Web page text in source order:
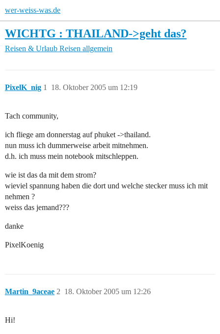
wer-weiss-was.de
WICHTG : THAILAND->geht das?
Reisen & Urlaub Reisen allgemein
PixelK_nig 18. Oktober 2005 um 12:19
1
Tach community,
ich fliege am donnerstag auf phuket ->thailand.
nun muss ich dummerweise arbeit mitnehmen.
d.h. ich muss mein notebook mitschleppen.
wie ist das da mit dem strom?
wieviel spannung haben die dort und welche stecker muss ich mit
nehmen ?
weiss das jemand???
danke
PixelKoenig
Martin_9aceae 18. Oktober 2005 um 12:26
2
Hi!